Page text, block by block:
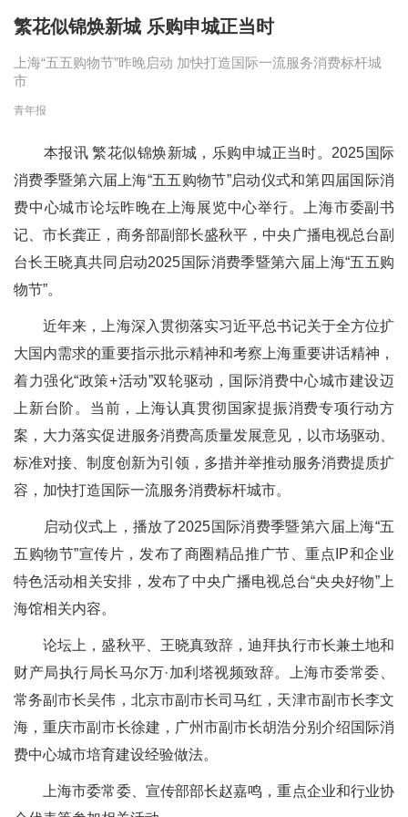
繁花似锦焕新城 乐购申城正当时
上海“五五购物节”昨晚启动 加快打造国际一流服务消费标杆城
市
青年报
本报讯 繁花似锦焕新城，乐购申城正当时。2025国际
消费季暨第六届上海“五五购物节”启动仪式和第四届国际消
费中心城市论坛昨晚在上海展览中心举行。上海市委副书
记、市长龚正，商务部副部长盛秋平，中央广播电视总台副
台长王晓真共同启动2025国际消费季暨第六届上海“五五购
物节”。
近年来，上海深入贯彻落实习近平总书记关于全方位扩
大国内需求的重要指示批示精神和考察上海重要讲话精神，
着力强化“政策+活动”双轮驱动，国际消费中心城市建设迈
上新台阶。当前，上海认真贯彻国家提振消费专项行动方
案，大力落实促进服务消费高质量发展意见，以市场驱动、
标准对接、制度创新为引领，多措并举推动服务消费提质扩
容，加快打造国际一流服务消费标杆城市。
启动仪式上，播放了2025国际消费季暨第六届上海“五
五购物节”宣传片，发布了商圈精品推广节、重点IP和企业
特色活动相关安排，发布了中央广播电视总台“央央好物”上
海馆相关内容。
论坛上，盛秋平、王晓真致辞，迪拜执行市长兼土地和
财产局执行局长马尔万·加利塔视频致辞。上海市委常委、
常务副市长吴伟，北京市副市长司马红，天津市副市长李文
海，重庆市副市长徐建，广州市副市长胡浩分别介绍国际消
费中心城市培育建设经验做法。
上海市委常委、宣传部部长赵嘉鸣，重点企业和行业协